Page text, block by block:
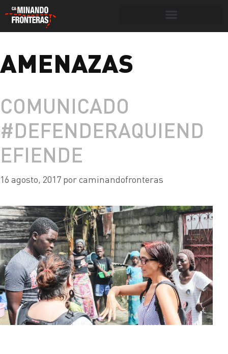
Portada »amenazas
AMENAZAS
COMUNICADO
#DEFENDERAQUIEND
EFIENDE
16 agosto, 2017 porcaminandofronteras